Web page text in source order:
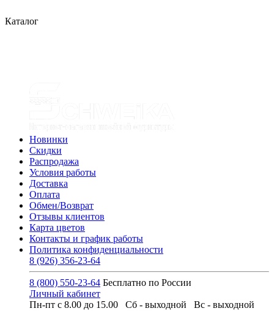
Каталог
Новинки
Скидки
Распродажа
Условия работы
Доставка
Оплата
Обмен/Возврат
Отзывы клиентов
Карта цветов
Контакты и график работы
Политика конфиденциальности
8 (926) 356-23-64
8 (800) 550-23-64 Бесплатно по России
Личный кабинет
Пн-пт с 8.00 до 15.00 Сб - выходной Вс - выходной